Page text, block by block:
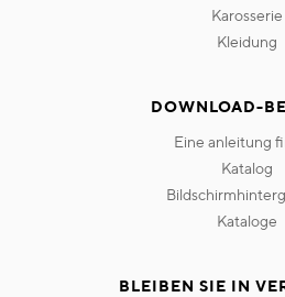
karosserie
kleidung
DOWNLOAD-
eine anleitung
katalog
kataloge
BLEIBEN SIE IN